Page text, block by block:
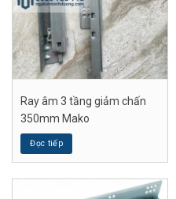
Ray âm 3 tầng giảm chấn
350mm Mako
Đọc tiếp